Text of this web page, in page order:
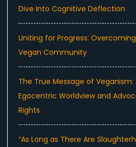
Dive Into Cognitive Deflection
Uniting for Progress:
Vegan Community
The True Message of
Egocentric Worldview and
Rights
“As Long as There Are